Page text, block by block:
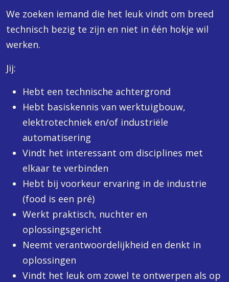
We zoeken iemand die het leuk vindt om breed
technisch bezig te zijn en niet in één hokje wil
werken.
Jij:
Hebt een technische achtergrond
Hebt basiskennis van werktuigbouw,
elektrotechniek en/of industriële
automatisering
Vindt het interessant om disciplines met
elkaar te verbinden
Hebt bij voorkeur ervaring in de industrie
(food is een pré)
Werkt praktisch, nuchter en
oplossingsgericht
Neemt verantwoordelijkheid en denkt in
oplossingen
Vindt het leuk om zowel te ontwerpen als op